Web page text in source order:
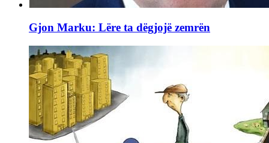
Gjon Marku: Lëre ta dëgjojë zemrën